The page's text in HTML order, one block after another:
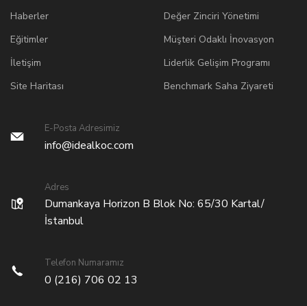
Haberler
Eğitimler
İletişim
Site Haritası
Değer Zinciri Yönetimi
Müşteri Odaklı İnovasyon
Liderlik Gelişim Programı
Benchmark Saha Ziyareti
E-Posta Adresimiz
info@idealkoc.com
Adres
Dumankaya Horizon B Blok No: 65/30 Kartal/
İstanbul
Telefon Numaramız
0 (216) 706 02 13